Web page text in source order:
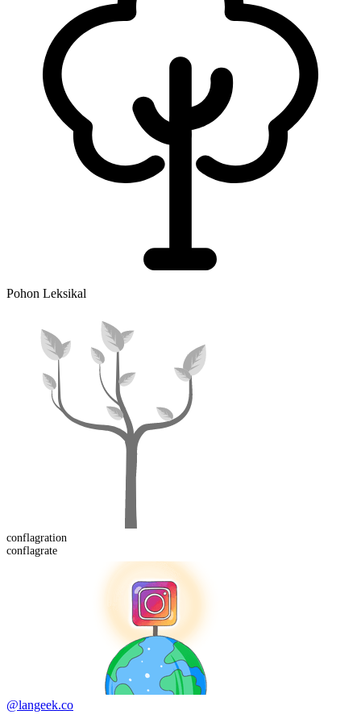
Pohon Leksikal
conflagration
conflagrate
@langeek.co